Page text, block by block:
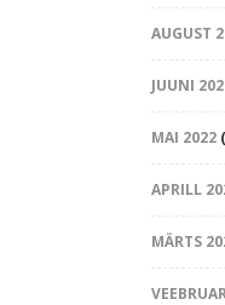
AUGUST
JUUNI
MAI 2022
APRILL
MÄRTS